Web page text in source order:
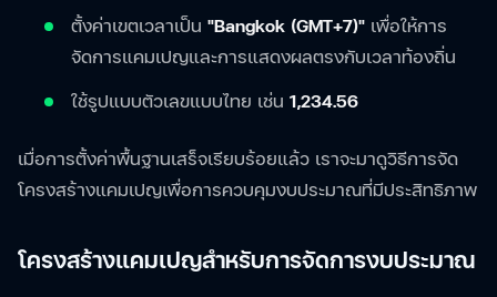
ตั้งค่าเขตเวลาเป็น "Bangkok (GMT+7)" เพื่อให้การ
จัดการแคมเปญและการแสดงผลตรงกับเวลาท้องถิ่น
ใช้รูปแบบตัวเลขแบบไทย เช่น 1,234.56
เมื่อการตั้งค่าพื้นฐานเสร็จเรียบร้อยแล้ว เราจะมาดูวิธีการจัด
โครงสร้างแคมเปญเพื่อการควบคุมงบประมาณที่มีประสิทธิภาพ
โครงสร้างแคมเปญสำหรับการจัดการงบประมาณ